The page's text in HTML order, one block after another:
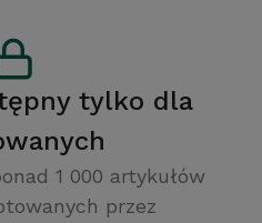
1 000 artykułów
przez